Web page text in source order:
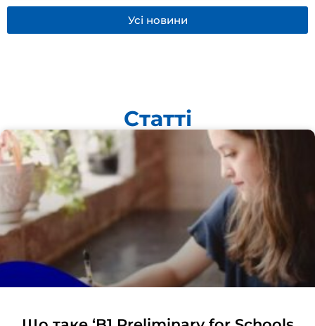
Усі новини
Статті